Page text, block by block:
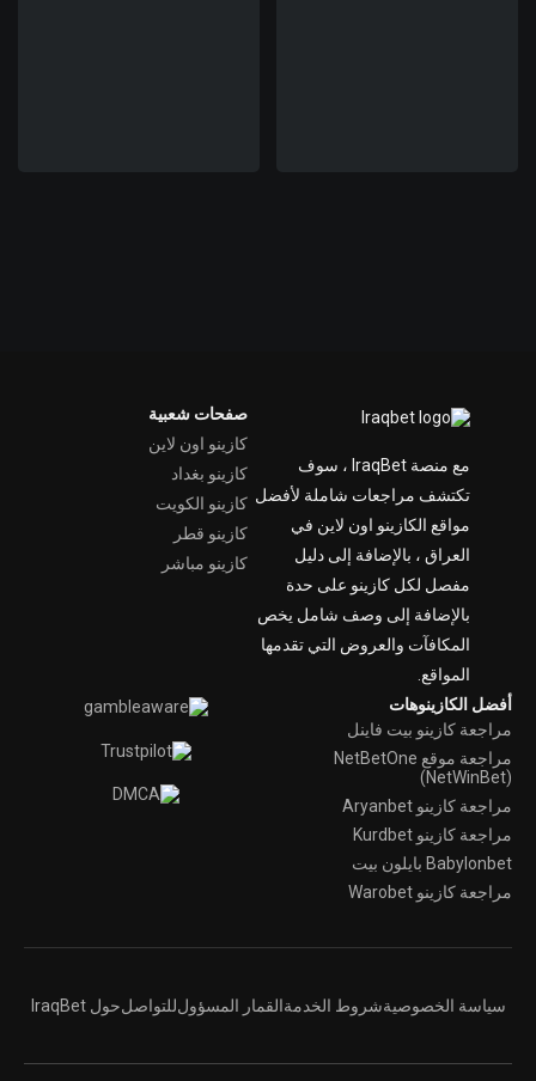
مع منصة IraqBet ، سوف
تكتشف مراجعات شاملة لأفضل
مواقع الكازينو اون لاين في
العراق ، بالإضافة إلى دليل
مفصل لكل كازينو على حدة
بالإضافة إلى وصف شامل يخص
المكافآت والعروض التي تقدمها
المواقع.
صفحات شعبية
كازينو اون لاين
كازينو بغداد
كازينو الكويت
كازينو قطر
كازينو مباشر
أفضل الكازينوهات
مراجعة كازينو بيت فاينل
مراجعة موقع NetBetOne
(NetWinBet)
مراجعة كازينو Aryanbet
مراجعة كازينو Kurdbet
Babylonbet بايلون بيت
مراجعة كازينو Warobet
سياسة الخصوصيةشروط الخدمةالقمار المسؤولللتواصلحول IraqBet